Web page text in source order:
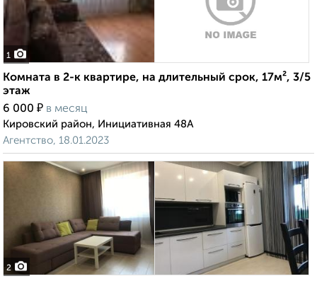
1
Комната в 2-к квартире, на длительный срок, 17м², 3/5
этаж
6 000 ₽ в месяц
Кировский район, Инициативная 48А
Агентство, 18.01.2023
2